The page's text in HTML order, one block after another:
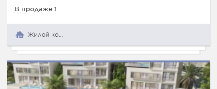
В продаже 1
Жилой комплекс